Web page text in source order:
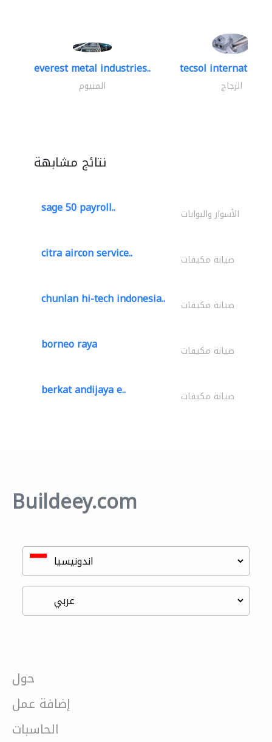
everest metal industries..
المنيوم
tecsol
الزجاج
نتائج مشابهة
sage 50 payroll.. الأسوار والبوابات
citra aircon service.. صيانة مكيفات
chunlan hi-tech indonesia.. صيانة مكيفات
borneo raya صيانة مكيفات
berkat andijaya e.. صيانة مكيفات
Buildeey.com
حول
إضافة عمل
الحاسبات